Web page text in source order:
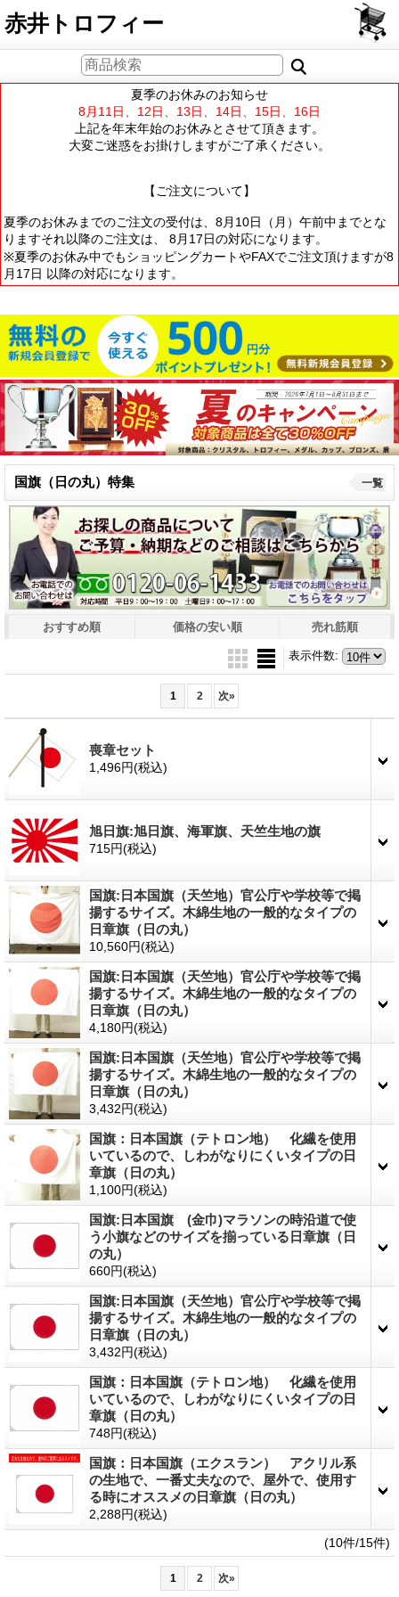
PCサイト
赤井トロフィー
夏季のお休みのお知らせ
8月11日、12日、13日、14日、15日、16日
上記を年末年始のお休みとさせて頂きます。
大変ご迷惑をお掛けしますがご了承ください。
【ご注文について】
夏季のお休みまでのご注文の受付は、8月10日（月）午前中までとな
りますそれ以降のご注文は、 8月17日の対応になります。
※夏季のお休み中でもショッピングカートやFAXでご注文頂けますが8
月17日 以降の対応になります。
国旗（日の丸）特集 一覧
おすすめ順 価格の安い順 売れ筋順
表示件数:
1 2 次»
喪章セット
1,496円(税込)
旭日旗:旭日旗、海軍旗、天竺生地の旗
715円(税込)
国旗:日本国旗（天竺地）官公庁や学校等で掲
揚するサイズ。木綿生地の一般的なタイプの
日章旗（日の丸）
10,560円(税込)
国旗:日本国旗（天竺地）官公庁や学校等で掲
揚するサイズ。木綿生地の一般的なタイプの
日章旗（日の丸）
4,180円(税込)
国旗:日本国旗（天竺地）官公庁や学校等で掲
揚するサイズ。木綿生地の一般的なタイプの
日章旗（日の丸）
3,432円(税込)
国旗：日本国旗（テトロン地） 化繊を使用
いているので、しわがなりにくいタイプの日
章旗（日の丸）
1,100円(税込)
国旗:日本国旗 (金巾)マラソンの時沿道で使
う小旗などのサイズを揃っている日章旗（日
の丸）
660円(税込)
国旗:日本国旗（天竺地）官公庁や学校等で掲
揚するサイズ。木綿生地の一般的なタイプの
日章旗（日の丸）
3,432円(税込)
国旗：日本国旗（テトロン地） 化繊を使用
いているので、しわがなりにくいタイプの日
章旗（日の丸）
748円(税込)
国旗：日本国旗（エクスラン） アクリル系
の生地で、一番丈夫なので、屋外で、使用す
る時にオススメの日章旗（日の丸）
2,288円(税込)
(10件/15件)
1 2 次»